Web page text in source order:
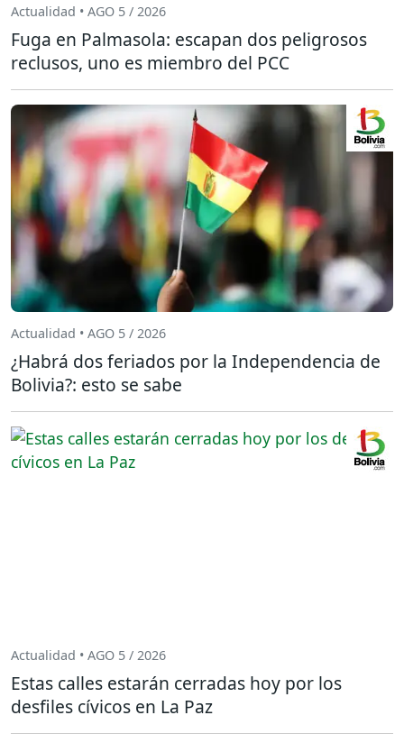
Actualidad • AGO 5 / 2026
Fuga en Palmasola: escapan dos peligrosos
reclusos, uno es miembro del PCC
Actualidad • AGO 5 / 2026
¿Habrá dos feriados por la Independencia de
Bolivia?: esto se sabe
Actualidad • AGO 5 / 2026
Estas calles estarán cerradas hoy por los
desfiles cívicos en La Paz